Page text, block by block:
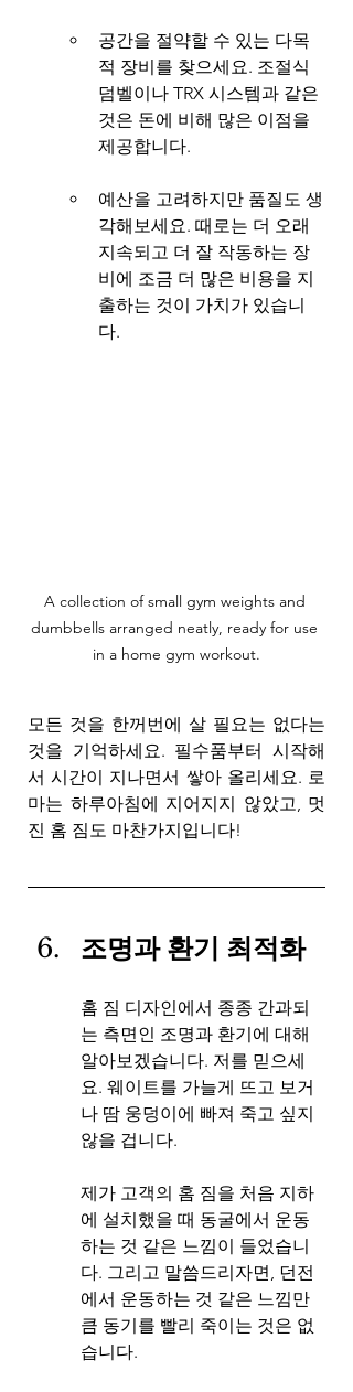
공간을 절약할 수 있는 다목
적 장비를 찾으세요. 조절식
덤벨이나 TRX 시스템과 같은
것은 돈에 비해 많은 이점을
제공합니다.
예산을 고려하지만 품질도 생
각해보세요. 때로는 더 오래
지속되고 더 잘 작동하는 장
비에 조금 더 많은 비용을 지
출하는 것이 가치가 있습니
다.
A collection of small gym weights and
dumbbells arranged neatly, ready for use
in a home gym workout.
모든 것을 한꺼번에 살 필요는 없다는
것을 기억하세요. 필수품부터 시작해
서 시간이 지나면서 쌓아 올리세요. 로
마는 하루아침에 지어지지 않았고, 멋
진 홈 짐도 마찬가지입니다!
조명과 환기 최적화
홈 짐 디자인에서 종종 간과되
는 측면인 조명과 환기에 대해
알아보겠습니다. 저를 믿으세
요. 웨이트를 가늘게 뜨고 보거
나 땀 웅덩이에 빠져 죽고 싶지
않을 겁니다.
제가 고객의 홈 짐을 처음 지하
에 설치했을 때 동굴에서 운동
하는 것 같은 느낌이 들었습니
다. 그리고 말씀드리자면, 던전
에서 운동하는 것 같은 느낌만
큼 동기를 빨리 죽이는 것은 없
습니다.